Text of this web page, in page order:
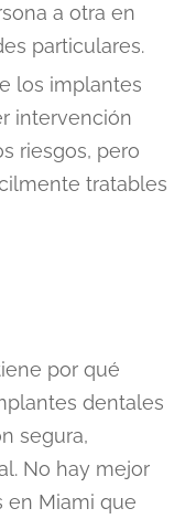
a otra en
particulares.
los implantes
intervención
riesgos, pero
tratables
por qué
dentales
segura,
No hay mejor
en Miami que